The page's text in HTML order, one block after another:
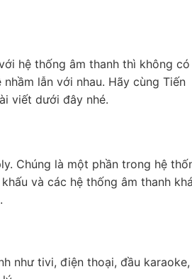
hệ thống âm thanh thì không
lẫn với nhau. Hãy cùng Tiến
viết dưới đây nhé.
Chúng là một phần trong hệ
khấu và các hệ thống âm thanh
như tivi, điện thoại, đầu karaoke,